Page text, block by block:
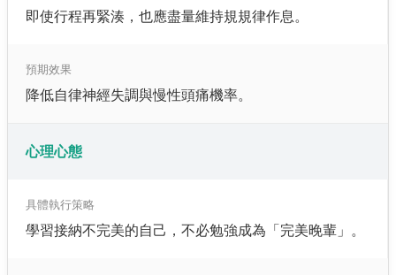
即使行程再緊湊，也應盡量維持規規律作息。
預期效果
降低自律神經失調與慢性頭痛機率。
心理心態
具體執行策略
學習接納不完美的自己，不必勉強成為「完美晚輩」。